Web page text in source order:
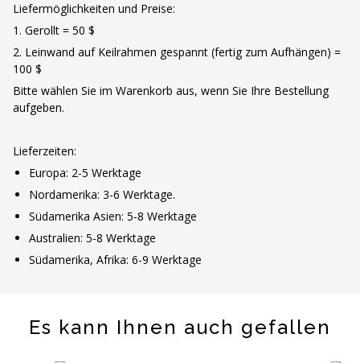
Liefermöglichkeiten und Preise:
1. Gerollt = 50 $
2. Leinwand auf Keilrahmen gespannt (fertig zum Aufhängen) =
100 $
Bitte wählen Sie im Warenkorb aus, wenn Sie Ihre Bestellung
aufgeben.
Lieferzeiten:
Europa: 2-5 Werktage
Nordamerika: 3-6 Werktage.
Südamerika Asien: 5-8 Werktage
Australien: 5-8 Werktage
Südamerika, Afrika: 6-9 Werktage
Es kann Ihnen auch gefallen